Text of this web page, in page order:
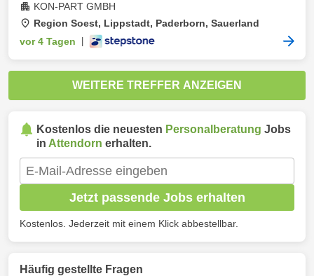
KON-PART GMBH
Region Soest, Lippstadt, Paderborn, Sauerland
vor 4 Tagen
WEITERE TREFFER ANZEIGEN
Kostenlos die neuesten Personalberatung Jobs
in Attendorn erhalten.
Jetzt passende Jobs erhalten
Kostenlos. Jederzeit mit einem Klick abbestellbar.
Häufig gestellte Fragen